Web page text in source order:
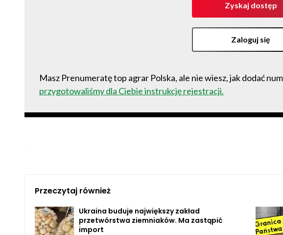
Zyskaj dostęp
Zaloguj się
Masz Prenumeratę top agrar Polska, ale nie wiesz, jak dodać
przygotowaliśmy dla Ciebie instrukcję rejestracji.
Przeczytaj również
Ukraina buduje największy zakład
przetwórstwa ziemniaków. Ma zastąpić
import